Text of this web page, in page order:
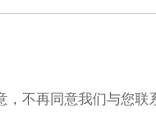
不再同意我们与您